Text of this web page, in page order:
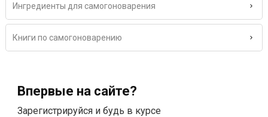
Ингредиенты для самогоноварения
Книги по самогоноварению
Впервые на сайте?
Зарегистрируйся и будь в курсе